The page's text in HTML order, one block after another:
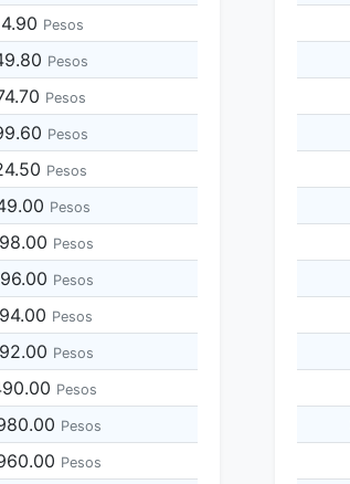
Pesos
Pesos
Pesos
Pesos
Pesos
Pesos
Pesos
Pesos
Pesos
Pesos
Pesos
Pesos
Pesos